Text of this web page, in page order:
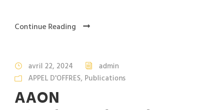
Continue Reading
avril 22, 2024
admin
APPEL D'OFFRES, Publications
AAON